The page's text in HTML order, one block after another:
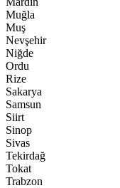
Muğla
Muş
Nevşehir
Niğde
Ordu
Rize
Sakarya
Samsun
Siirt
Sinop
Sivas
Tekirdağ
Tokat
Trabzon